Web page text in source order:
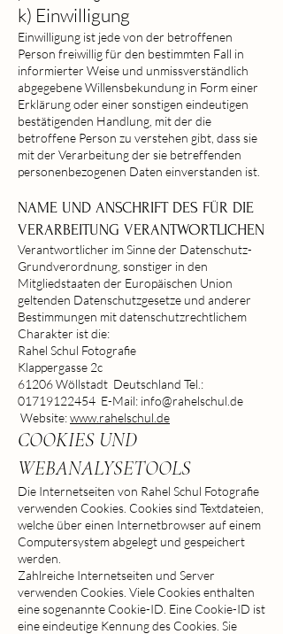
k) Einwilligung
Einwilligung ist jede von der betroffenen
Person freiwillig für den bestimmten Fall in
informierter Weise und unmissverständlich
abgegebene Willensbekundung in Form einer
Erklärung oder einer sonstigen eindeutigen
bestätigenden Handlung, mit der die
betroffene Person zu verstehen gibt, dass sie
mit der Verarbeitung der sie betreffenden
personenbezogenen Daten einverstanden ist.
NAME UND ANSCHRIFT DES FÜR DIE
VERARBEITUNG VERANTWORTLICHEN
Verantwortlicher im Sinne der Datenschutz-
Grundverordnung, sonstiger in den
Mitgliedstaaten der Europäischen Union
geltenden Datenschutzgesetze und anderer
Bestimmungen mit datenschutzrechtlichem
Charakter ist die:
Rahel Schul Fotografie
Klappergasse 2c
61206 Wöllstadt Deutschland Tel.:
01719122454 E-Mail: info@rahelschul.de
Website:www.rahelschul.de
COOKIES UND
WEBANALYSETOOLS
Die Internetseiten von Rahel Schul Fotografie
verwenden Cookies. Cookies sind Textdateien,
welche über einen Internetbrowser auf einem
Computersystem abgelegt und gespeichert
werden.
Zahlreiche Internetseiten und Server
verwenden Cookies. Viele Cookies enthalten
eine sogenannte Cookie-ID. Eine Cookie-ID ist
eine eindeutige Kennung des Cookies. Sie